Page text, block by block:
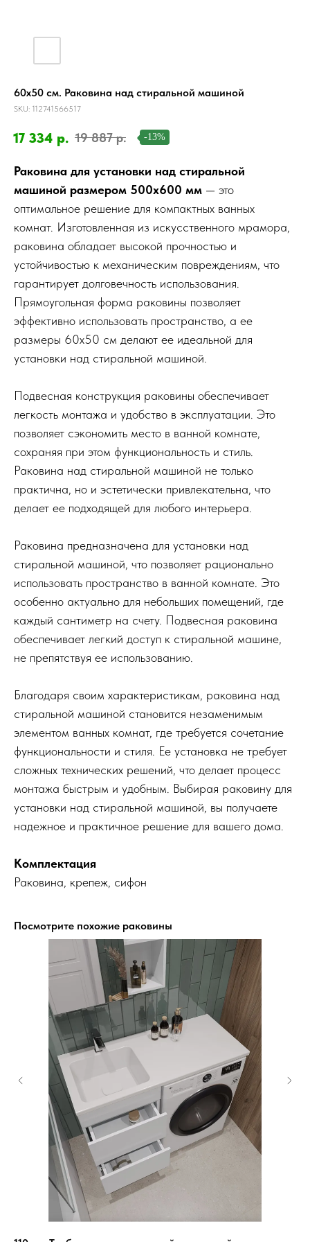
60х50 см. Раковина над стиральной машиной
SKU: 112741566517
17 334 р. 19 887 р. -13%
Раковина для установки над стиральной
машиной размером 500х600 мм — это
оптимальное решение для компактных ванных
комнат. Изготовленная из искусственного мрамора,
раковина обладает высокой прочностью и
устойчивостью к механическим повреждениям, что
гарантирует долговечность использования.
Прямоугольная форма раковины позволяет
эффективно использовать пространство, а ее
размеры 60х50 см делают ее идеальной для
установки над стиральной машиной.
Подвесная конструкция раковины обеспечивает
легкость монтажа и удобство в эксплуатации. Это
позволяет сэкономить место в ванной комнате,
сохраняя при этом функциональность и стиль.
Раковина над стиральной машиной не только
практична, но и эстетически привлекательна, что
делает ее подходящей для любого интерьера.
Раковина предназначена для установки над
стиральной машиной, что позволяет рационально
использовать пространство в ванной комнате. Это
особенно актуально для небольших помещений, где
каждый сантиметр на счету. Подвесная раковина
обеспечивает легкий доступ к стиральной машине,
не препятствуя ее использованию.
Благодаря своим характеристикам, раковина над
стиральной машиной становится незаменимым
элементом ванных комнат, где требуется сочетание
функциональности и стиля. Ее установка не требует
сложных технических решений, что делает процесс
монтажа быстрым и удобным. Выбирая раковину для
установки над стиральной машиной, вы получаете
надежное и практичное решение для вашего дома.
Комплектация
Раковина, крепеж, сифон
Посмотрите похожие раковины